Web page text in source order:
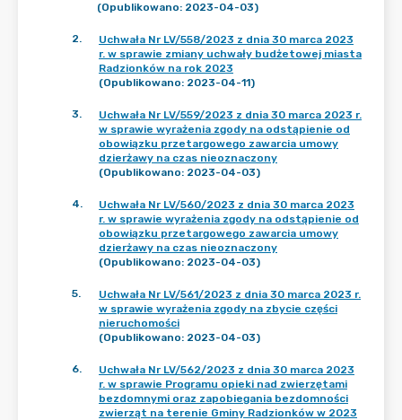
(Opublikowano: 2023-04-03)
2.
Uchwała Nr LV/558/2023 z dnia 30 marca 2023
r. w sprawie zmiany uchwały budżetowej miasta
Radzionków na rok 2023
(Opublikowano: 2023-04-11)
3.
Uchwała Nr LV/559/2023 z dnia 30 marca 2023 r.
w sprawie wyrażenia zgody na odstąpienie od
obowiązku przetargowego zawarcia umowy
dzierżawy na czas nieoznaczony
(Opublikowano: 2023-04-03)
4.
Uchwała Nr LV/560/2023 z dnia 30 marca 2023
r. w sprawie wyrażenia zgody na odstąpienie od
obowiązku przetargowego zawarcia umowy
dzierżawy na czas nieoznaczony
(Opublikowano: 2023-04-03)
5.
Uchwała Nr LV/561/2023 z dnia 30 marca 2023 r.
w sprawie wyrażenia zgody na zbycie części
nieruchomości
(Opublikowano: 2023-04-03)
6.
Uchwała Nr LV/562/2023 z dnia 30 marca 2023
r. w sprawie Programu opieki nad zwierzętami
bezdomnymi oraz zapobiegania bezdomności
zwierząt na terenie Gminy Radzionków w 2023